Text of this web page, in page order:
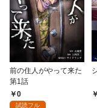
前の住人がやって来た
第1話
0
試読フル